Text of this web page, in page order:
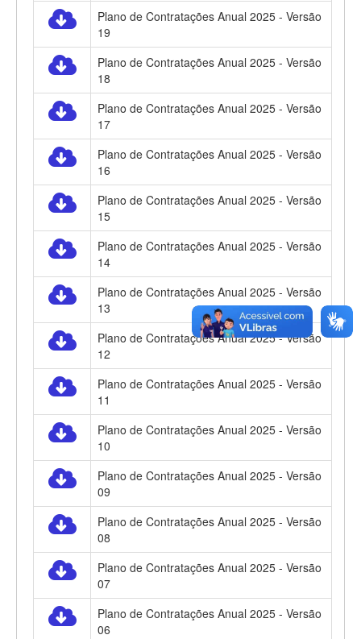
Plano de Contratações Anual 2025 - Versão
19
Plano de Contratações Anual 2025 - Versão
18
Plano de Contratações Anual 2025 - Versão
17
Plano de Contratações Anual 2025 - Versão
16
Plano de Contratações Anual 2025 - Versão
15
Plano de Contratações Anual 2025 - Versão
14
Plano de Contratações Anual 2025 - Versão
13
Plano de Contratações Anual 2025 - Versão
12
Plano de Contratações Anual 2025 - Versão
11
Plano de Contratações Anual 2025 - Versão
10
Plano de Contratações Anual 2025 - Versão
09
Plano de Contratações Anual 2025 - Versão
08
Plano de Contratações Anual 2025 - Versão
07
Plano de Contratações Anual 2025 - Versão
06